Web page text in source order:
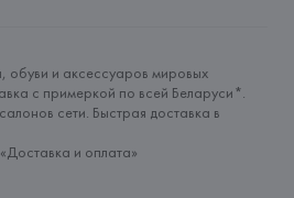
обуви и аксессуаров мировых
с примеркой по всей Беларуси*.
сети. Быстрая доставка в
Доставка и оплата»